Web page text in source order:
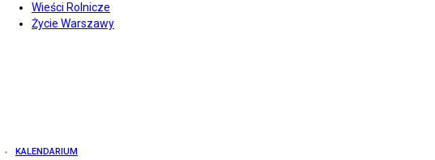
Wieści Rolnicze
Życie Warszawy
KALENDARIUM